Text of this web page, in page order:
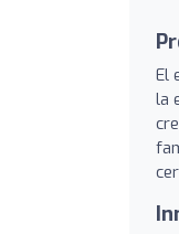
El
la